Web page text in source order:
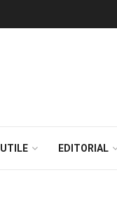
UTILE EDITORIAL